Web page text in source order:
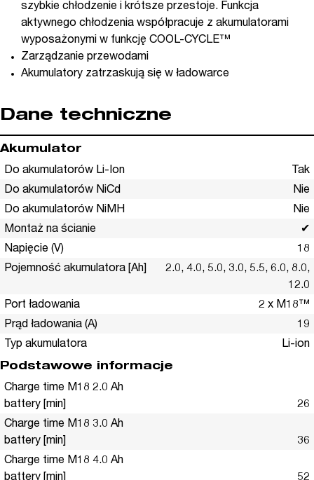
szybkie chłodzenie i krótsze przestoje. Funkcja
aktywnego chłodzenia współpracuje z akumulatorami
wyposażonymi w funkcję COOL-CYCLE™
Zarządzanie przewodami
Akumulatory zatrzaskują się w ładowarce
Dane techniczne
Akumulator
Do akumulatorów Li-Ion
Tak
Do akumulatorów NiCd
Nie
Do akumulatorów NiMH
Nie
Montaż na ścianie
✔
Napięcie (V)
18
Pojemność akumulatora [Ah]
2.0, 4.0, 5.0, 3.0, 5.5, 6.0, 8.0,
12.0
Port ładowania
2 x M18™
Prąd ładowania (A)
19
Typ akumulatora
Li-ion
Podstawowe informacje
Charge time M18 2.0 Ah
battery [min]
26
Charge time M18 3.0 Ah
battery [min]
36
Charge time M18 4.0 Ah
battery [min]
52